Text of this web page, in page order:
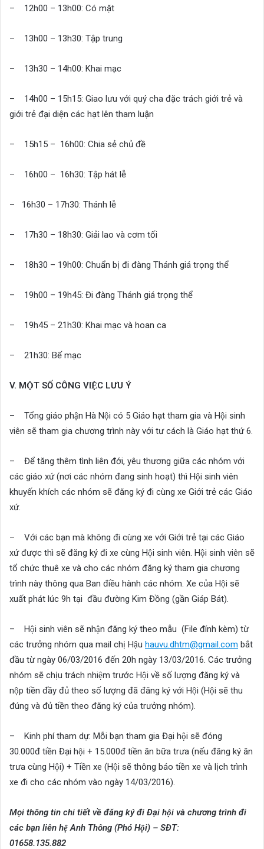
– 12h00 – 13h00: Có mặt
– 13h00 – 13h30: Tập trung
– 13h30 – 14h00: Khai mạc
– 14h00 – 15h15: Giao lưu với quý cha đặc trách giới trẻ và
giới trẻ đại diện các hạt lên tham luận
– 15h15 – 16h00: Chia sẻ chủ đề
– 16h00 – 16h30: Tập hát lễ
– 16h30 – 17h30: Thánh lễ
– 17h30 – 18h30: Giải lao và cơm tối
– 18h30 – 19h00: Chuẩn bị đi đàng Thánh giá trọng thể
– 19h00 – 19h45: Đi đàng Thánh giá trọng thể
– 19h45 – 21h30: Khai mạc và hoan ca
– 21h30: Bế mạc
V. MỘT SỐ CÔNG VIỆC LƯU Ý
– Tổng giáo phận Hà Nội có 5 Giáo hạt tham gia và Hội sinh
viên sẽ tham gia chương trình này với tư cách là Giáo hạt thứ 6.
– Để tăng thêm tình liên đới, yêu thương giữa các nhóm với
các giáo xứ (nơi các nhóm đang sinh hoạt) thì Hội sinh viên
khuyến khích các nhóm sẽ đăng ký đi cùng xe Giới trẻ các Giáo
xứ.
– Với các bạn mà không đi cùng xe với Giới trẻ tại các Giáo
xứ được thì sẽ đăng ký đi xe cùng Hội sinh viên. Hội sinh viên sẽ
tổ chức thuê xe và cho các nhóm đăng ký tham gia chương
trình này thông qua Ban điều hành các nhóm. Xe của Hội sẽ
xuất phát lúc 9h tại đầu đường Kim Đồng (gần Giáp Bát).
– Hội sinh viên sẽ nhận đăng ký theo mẫu (File đính kèm) từ
các trưởng nhóm qua mail chị Hậu hauvu.dhtm@gmail.com bắt
đầu từ ngày 06/03/2016 đến 20h ngày 13/03/2016. Các trưởng
nhóm sẽ chịu trách nhiệm trước Hội về số lượng đăng ký và
nộp tiền đầy đủ theo số lượng đã đăng ký với Hội (Hội sẽ thu
đúng và đủ tiền theo đăng ký của trưởng nhóm).
– Kinh phí tham dự: Mỗi bạn tham gia Đại hội sẽ đóng
30.000đ tiền Đại hội + 15.000đ tiền ăn bữa trưa (nếu đăng ký ăn
trưa cùng Hội) + Tiền xe (Hội sẽ thông báo tiền xe và lịch trình
xe đi cho các nhóm vào ngày 14/03/2016).
Mọi thông tin chi tiết về đăng ký đi Đại hội và chương trình đi
các bạn liên hệ Anh Thông (Phó Hội) – SĐT:
01658.135.882